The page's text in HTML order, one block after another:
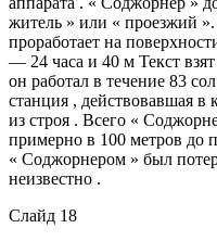
житель » или « проезжий
проработает на
— 24 часа и 40 м Текст
он работал в течение 83
станция , действовавшая в
из строя . Всего «
примерно в 100 метров до
« Соджорнером » был
неизвестно .
Слайд 18